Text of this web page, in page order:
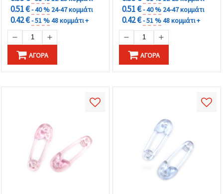
0.51 €- 40 % 24-47 κομμάτι
0.42 €- 51 %48 κομμάτι +
ΑΓΟΡΆ
0.51 €- 40 % 24-47 κομμάτι
0.42 €- 51 %48 κομμάτι +
ΑΓΟΡΆ